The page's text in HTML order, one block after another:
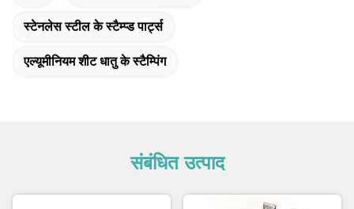
स्टेनलेस स्टील के स्टैम्प्ड पार्ट्स
एल्यूमीनियम शीट धातु के स्टैम्पिंग
संबंधित उत्पाद